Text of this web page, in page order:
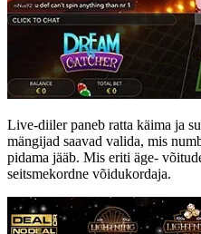
Live-diiler paneb ratta käima ja
mängijad saavad valida, mis
pidama jääb. Mis eriti äge-
seitsmekordne võidukordaja.